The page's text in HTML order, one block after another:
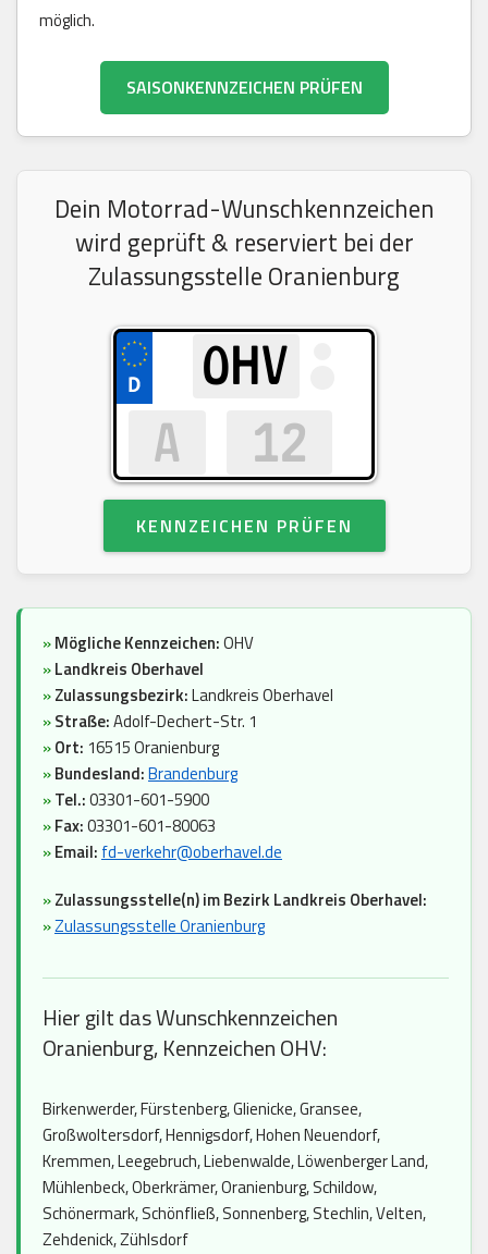
möglich.
SAISONKENNZEICHEN PRÜFEN
Dein Motorrad-Wunschkennzeichen
wird geprüft & reserviert bei der
Zulassungsstelle Oranienburg
KENNZEICHEN PRÜFEN
»Mögliche Kennzeichen:OHV
»Landkreis Oberhavel
»Zulassungsbezirk:Landkreis Oberhavel
»Straße:Adolf-Dechert-Str. 1
»Ort: 16515 Oranienburg
»Bundesland:Brandenburg
»Tel.:03301-601-5900
»Fax:03301-601-80063
»Email: fd-verkehr@oberhavel.de
»Zulassungsstelle(n) im Bezirk Landkreis Oberhavel:
»Zulassungsstelle Oranienburg
Hier gilt das Wunschkennzeichen
Oranienburg, Kennzeichen OHV:
Birkenwerder, Fürstenberg, Glienicke, Gransee,
Großwoltersdorf, Hennigsdorf, Hohen Neuendorf,
Kremmen, Leegebruch, Liebenwalde, Löwenberger Land,
Mühlenbeck, Oberkrämer, Oranienburg, Schildow,
Schönermark, Schönfließ, Sonnenberg, Stechlin, Velten,
Zehdenick, Zühlsdorf